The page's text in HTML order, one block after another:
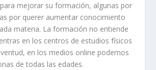
para mejorar su formación, algunas por
por querer aumentar conocimiento
materia. La formación no entiende
en los centros de estudios físicos
en los medios online podemos
de todas las edades.